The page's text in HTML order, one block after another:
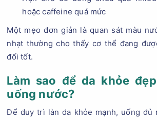
hoặc caffeine quá mức
Một mẹo đơn giản là quan sát màu
nhạt thường cho thấy cơ thể đang
đối tốt.
Làm sao để da khỏe
uống nước?
Để duy trì làn da khỏe mạnh, uống đủ